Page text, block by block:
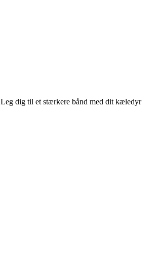
Leg dig til et stærkere bånd med dit kæledyr